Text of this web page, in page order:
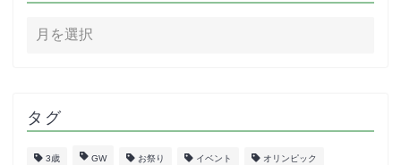
タグ
3歳 GW お祭り イベント オリンピック